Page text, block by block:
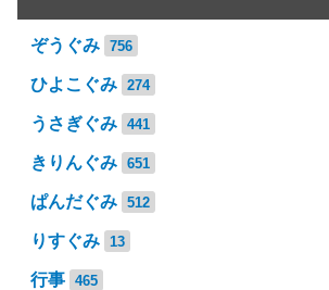
ぞうぐみ 756
ひよこぐみ 274
うさぎぐみ 441
きりんぐみ 651
ぱんだぐみ 512
りすぐみ 13
行事 465